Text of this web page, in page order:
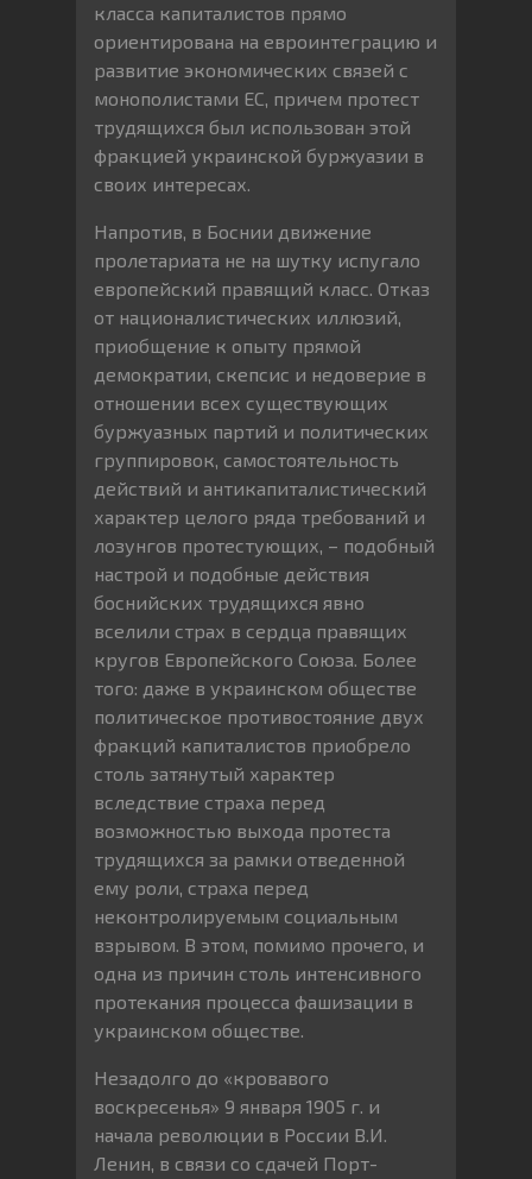
класса капиталистов прямо
ориентирована на евроинтеграцию и
развитие экономических связей с
монополистами ЕС, причем протест
трудящихся был использован этой
фракцией украинской буржуазии в
своих интересах.
Напротив, в Боснии движение
пролетариата не на шутку испугало
европейский правящий класс. Отказ
от националистических иллюзий,
приобщение к опыту прямой
демократии, скепсис и недоверие в
отношении всех существующих
буржуазных партий и политических
группировок, самостоятельность
действий и антикапиталистический
характер целого ряда требований и
лозунгов протестующих, – подобный
настрой и подобные действия
боснийских трудящихся явно
вселили страх в сердца правящих
кругов Европейского Союза. Более
того: даже в украинском обществе
политическое противостояние двух
фракций капиталистов приобрело
столь затянутый характер
вследствие страха перед
возможностью выхода протеста
трудящихся за рамки отведенной
ему роли, страха перед
неконтролируемым социальным
взрывом. В этом, помимо прочего, и
одна из причин столь интенсивного
протекания процесса фашизации в
украинском обществе.
Незадолго до «кровавого
воскресенья» 9 января 1905 г. и
начала революции в России В.И.
Ленин, в связи со сдачей Порт-